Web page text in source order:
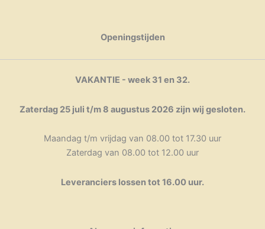
Openingstijden
VAKANTIE - week 31 en 32.
Zaterdag 25 juli t/m 8 augustus 2026 zijn wij gesloten.
Maandag t/m vrijdag van 08.00 tot 17.30 uur
Zaterdag van 08.00 tot 12.00 uur
Leveranciers lossen tot 16.00 uur.